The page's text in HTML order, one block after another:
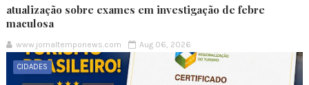
atualização sobre exames em investigação de febre
maculosa
www.jornaltemponews.com Aug 06, 2026
CIDADES